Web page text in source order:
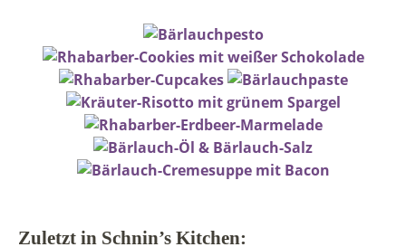
Zuletzt in Schnin’s Kitchen: